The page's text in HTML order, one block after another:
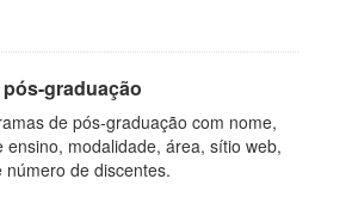
graduação
de pós-graduação com nome,
ensino, modalidade, área, sítio web,
número de discentes.